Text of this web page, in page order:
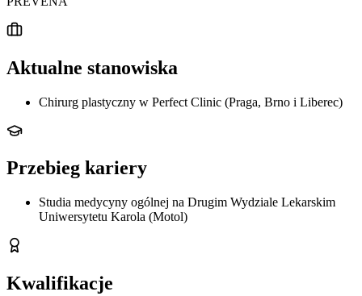
Aktualne stanowiska
Chirurg plastyczny w Perfect Clinic (Praga, Brno i Liberec)
Przebieg kariery
Studia medycyny ogólnej na Drugim Wydziale Lekarskim
Uniwersytetu Karola (Motol)
Kwalifikacje